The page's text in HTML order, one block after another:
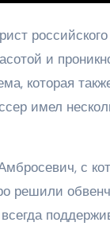
и
которая
имел
с